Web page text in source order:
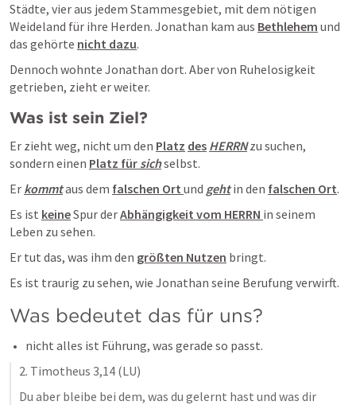
Städte, vier aus jedem Stammesgebiet, mit dem nötigen
Weideland für ihre Herden. Jonathan kam aus Bethlehem und
das gehörte nicht dazu.
Dennoch wohnte Jonathan dort. Aber von Ruhelosigkeit
getrieben, zieht er weiter.
Was ist sein Ziel?
Er zieht weg, nicht um den Platz des HERRN zu suchen,
sondern einen Platz für sich selbst.
Er kommt aus dem falschen Ort und geht in den falschen Ort.
Es ist keine Spur der Abhängigkeit vom HERRN in seinem
Leben zu sehen.
Er tut das, was ihm den größten Nutzen bringt.
Es ist traurig zu sehen, wie Jonathan seine Berufung verwirft.
Was bedeutet das für uns?
nicht alles ist Führung, was gerade so passt.
2. Timotheus 3,14 (LU)
Du aber bleibe bei dem, was du gelernt hast und was dir